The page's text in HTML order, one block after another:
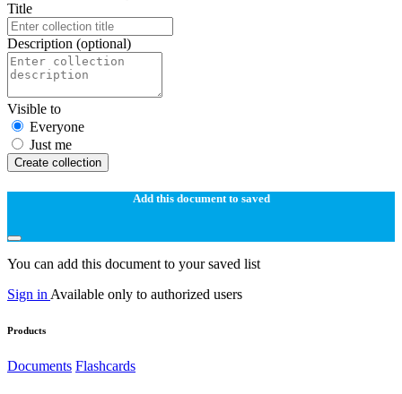
Title
Description (optional)
Visible to
Everyone
Just me
Create collection
Add this document to saved
You can add this document to your saved list
Sign in Available only to authorized users
Products
Documents Flashcards